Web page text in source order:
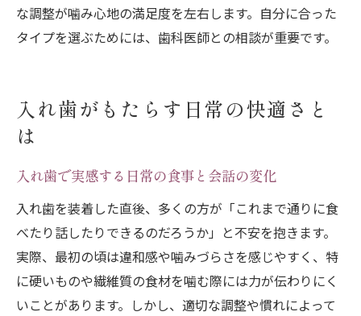
な調整が噛み心地の満足度を左右します。自分に合った
タイプを選ぶためには、歯科医師との相談が重要です。
入れ歯がもたらす日常の快適さと
は
入れ歯で実感する日常の食事と会話の変化
入れ歯を装着した直後、多くの方が「これまで通りに食
べたり話したりできるのだろうか」と不安を抱きます。
実際、最初の頃は違和感や噛みづらさを感じやすく、特
に硬いものや繊維質の食材を噛む際には力が伝わりにく
いことがあります。しかし、適切な調整や慣れによって